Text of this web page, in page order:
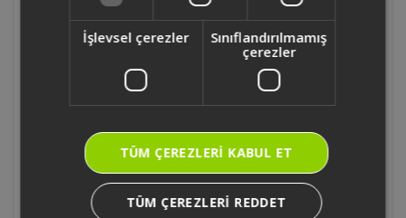
FL493 - Felix Pegno Cyclone Filtreli Süpürge
Makinesi Cihazın voltajı neden kontrol
SüpürgeToz haznesi nasıl boşaltılır?
AR4133 - Arzum Olımpıa Speed Cyclonıc
Süpürge Yatay park yuvası ne işe yarar?
İşlevsel çerezler
Sınıflandırılmamış
çerezler
TÜM ÇEREZLERI KABUL ET
TÜM ÇEREZLERI REDDET